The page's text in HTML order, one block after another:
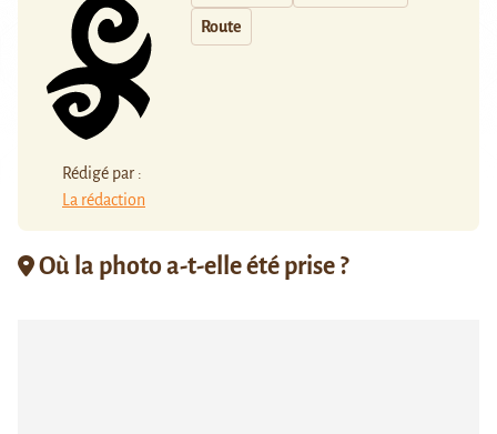
Rédigé par :
La rédaction
Route
Où la photo a-t-elle été prise ?